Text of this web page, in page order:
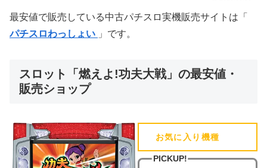
最安値で販売している中古パチスロ実機販売サイトは「
パチスロわっしょい 」です。
スロット「燃えよ!功夫大戦」の最安値・
販売ショップ
お気に入り機種
PICKUP!